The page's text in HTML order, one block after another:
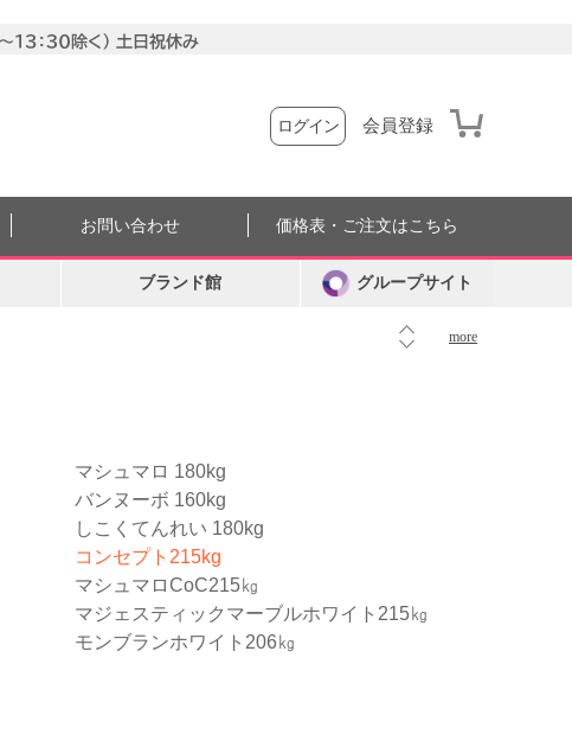
ログイン 会員登録
more
お問い合わせ 価格表・ご注文はこちら
ブランド館 グループサイト
マシュマロ 180kg
バンヌーボ 160kg
しこくてんれい 180kg
コンセプト215kg
マシュマロCoC215㎏
マジェスティックマーブルホワイト215㎏
モンブランホワイト206㎏